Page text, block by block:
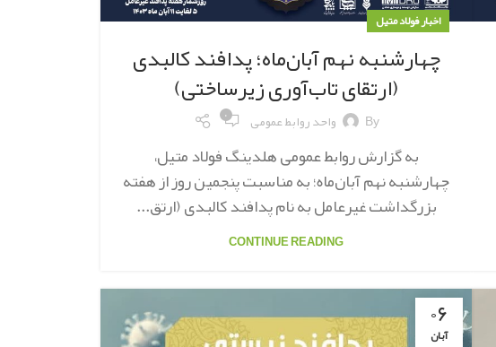
اخبار فولاد متیل
چهارشنبه نهم آبان‌ماه؛ پدافند کالبدی
(ارتقای تاب‌آوری زیرساختی)
By واحد روابط عمومی ۰
به گزارش روابط عمومی هلدینگ فولاد متیل،
چهارشنبه نهم آبان‌ماه؛ به مناسبت پنجمین روز از هفته
بزرگداشت غیرعامل به نام پدافند کالبدی (ارتق...
CONTINUE READING
۰۶
آبان